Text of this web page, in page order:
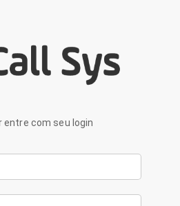
entre com seu login